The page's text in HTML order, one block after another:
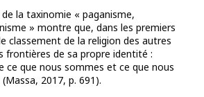
de la taxinomie « paganisme,
» montre que, dans les premiers
classement de la religion des autres
frontières de sa propre identité :
ce que nous sommes et ce que nous
2017, p. 691).